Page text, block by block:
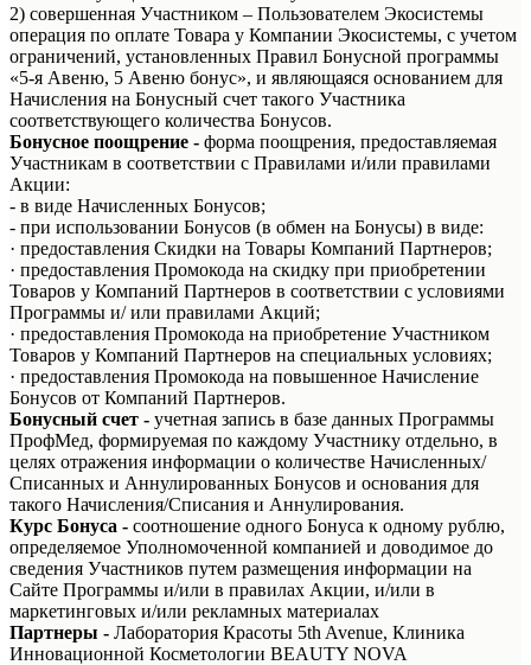
2) совершенная Участником – Пользователем Экосистемы
операция по оплате Товара у Компании Экосистемы, с учетом
ограничений, установленных Правил Бонусной программы
«5-я Авеню, 5 Авеню бонус», и являющаяся основанием для
Начисления на Бонусный счет такого Участника
соответствующего количества Бонусов.
Бонусное поощрение - форма поощрения, предоставляемая
Участникам в соответствии с Правилами и/или правилами
Акции:
- в виде Начисленных Бонусов;
- при использовании Бонусов (в обмен на Бонусы) в виде:
· предоставления Скидки на Товары Компаний Партнеров;
· предоставления Промокода на скидку при приобретении
Товаров у Компаний Партнеров в соответствии с условиями
Программы и/ или правилами Акций;
· предоставления Промокода на приобретение Участником
Товаров у Компаний Партнеров на специальных условиях;
· предоставления Промокода на повышенное Начисление
Бонусов от Компаний Партнеров.
Бонусный счет - учетная запись в базе данных Программы
ПрофМед, формируемая по каждому Участнику отдельно, в
целях отражения информации о количестве Начисленных/
Списанных и Аннулированных Бонусов и основания для
такого Начисления/Списания и Аннулирования.
Курс Бонуса - соотношение одного Бонуса к одному рублю,
определяемое Уполномоченной компанией и доводимое до
сведения Участников путем размещения информации на
Сайте Программы и/или в правилах Акции, и/или в
маркетинговых и/или рекламных материалах
Партнеры - Лаборатория Красоты 5th Avenue, Клиника
Инновационной Косметологии BEAUTY NOVA